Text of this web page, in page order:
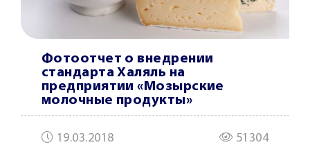
Фотоотчет о внедрении
стандарта Халяль на
предприятии «Мозырские
молочные продукты»
19.03.2018 51304